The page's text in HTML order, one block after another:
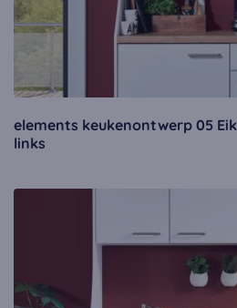
elements keukenontwerp 05
links